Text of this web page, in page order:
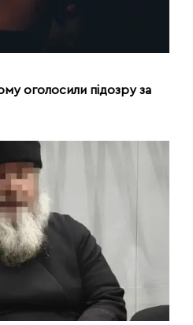
оголосили підозру за